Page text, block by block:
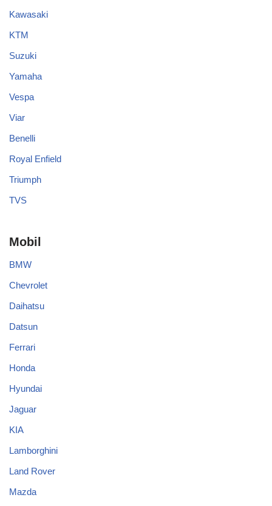
Kawasaki
KTM
Suzuki
Yamaha
Vespa
Viar
Benelli
Royal Enfield
Triumph
TVS
Mobil
BMW
Chevrolet
Daihatsu
Datsun
Ferrari
Honda
Hyundai
Jaguar
KIA
Lamborghini
Land Rover
Mazda